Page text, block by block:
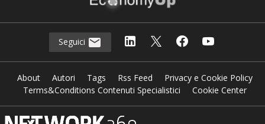
Seguici
About Autori Tags Rss Feed
Privacy e Cookie Policy
Terms&Conditions Contenuti Specialistici
Cookie Center